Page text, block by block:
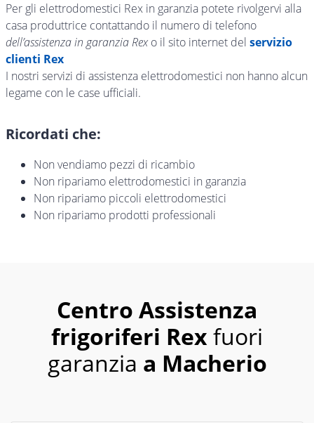
Per gli elettrodomestici Rex in garanzia potete rivolgervi alla
casa produttrice contattando il numero di telefono
dell’assistenza in garanzia Rexo il sito internet del servizio
clienti Rex
I nostri servizi di assistenza elettrodomestici non hanno alcun
legame con le case ufficiali.
Ricordati che:
Non vendiamo pezzi di ricambio
Non ripariamo elettrodomestici in garanzia
Non ripariamo piccoli elettrodomestici
Non ripariamo prodotti professionali
Centro Assistenza
frigoriferi Rex fuori
garanzia a Macherio